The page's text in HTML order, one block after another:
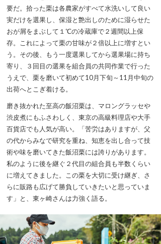
要だ。拾った栗は各農家がすべて水洗いして良い
実だけを選果し、保湿と艶出しのために湿らせた
おが屑をまぶして１℃の冷蔵庫で２週間以上保
存。これによって栗の甘味が２倍以上に増すとい
う。その後、もう一度選果してから選果場に持ち
寄り、３回目の選果を組合員の共同作業で行った
うえで、栗を磨いて初めて10月下旬～11月中旬の
出荷へとこぎ着ける。
磨き抜かれた至高の飯沼栗は、マロングラッセや
渋皮煮にもふさわしく、東京の高級料理店や大手
百貨店でも人気が高い。「苦労はありますが、父
の代からみなで研究を重ね、知恵を出し合って技
術や味を磨いてきた飯沼栗には誇りがあります。
私のように後を継ぐ２代目の組合員も半数くらい
に増えてきました。この栗を大切に受け継ぎ、さ
らに販路も広げて勝負していきたいと思っていま
す」と、東ヶ崎さんは力強く語る。